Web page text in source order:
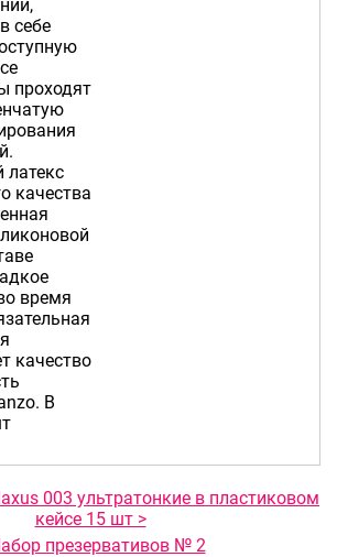
себе
проходят
латекс
качества
время
качество
В
003 ультратонкие в пластиковом
кейсе 15 шт >
презервативов № 2